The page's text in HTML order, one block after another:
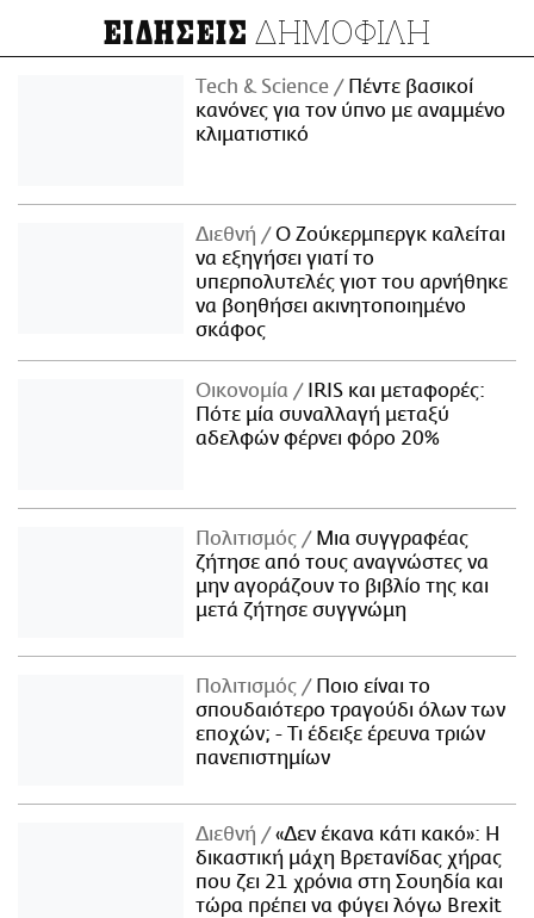
ΕΙΔΗΣΕΙΣ ΔΗΜΟΦΙΛΗ
Τech & Science
Πέντε βασικοί
κανόνες για τον ύπνο με αναμμένο
κλιματιστικό
Διεθνή
Ο Ζούκερμπεργκ καλείται
να εξηγήσει γιατί το
υπερπολυτελές γιοτ του αρνήθηκε
να βοηθήσει ακινητοποιημένο
σκάφος
Οικονομία
IRIS και μεταφορές:
Πότε μία συναλλαγή μεταξύ
αδελφών φέρνει φόρο 20%
Πολιτισμός
Μια συγγραφέας
ζήτησε από τους αναγνώστες να
μην αγοράζουν το βιβλίο της και
μετά ζήτησε συγγνώμη
Πολιτισμός
Ποιο είναι το
σπουδαιότερο τραγούδι όλων των
εποχών; - Τι έδειξε έρευνα τριών
πανεπιστημίων
Διεθνή
«Δεν έκανα κάτι κακό»: Η
δικαστική μάχη Βρετανίδας χήρας
που ζει 21 χρόνια στη Σουηδία και
τώρα πρέπει να φύγει λόγω Brexit